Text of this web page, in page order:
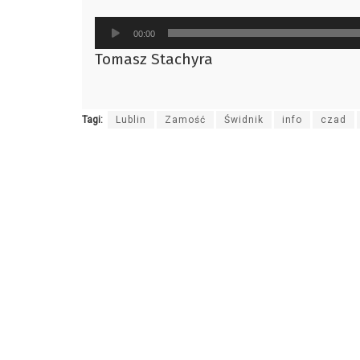
Odtwarzacz
plików
dźwiękowych
00:00
Tomasz Stachyra
Tagi: Lublin Zamość Świdnik info czad